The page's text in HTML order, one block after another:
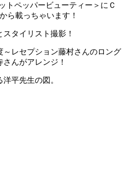
トペッパービューティー＞にＣ
ら載っちゃいます！
タイリスト撮影！
レセプション藤村さんのロング
んがアレンジ！
平先生の図。